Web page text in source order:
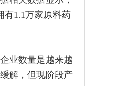
有1.1万家原料药
业数量是越来越
解，但现阶段产